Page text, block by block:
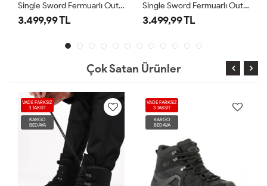
Single Sword Fermuarlı Outdoor Bot Siyah
3.499,99 TL
Single Sword Fermuarlı Outdoor Bot Çöl
3.499,99 TL
Çok Satan Ürünler
VADE FARKSIZ
3 TAKSİT
KARGO
BEDAVA
VADE FARKSIZ
3 TAKSİT
KARGO
BEDAVA